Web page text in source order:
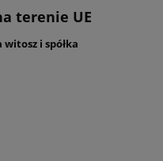
terenie UE
witosz i spółka